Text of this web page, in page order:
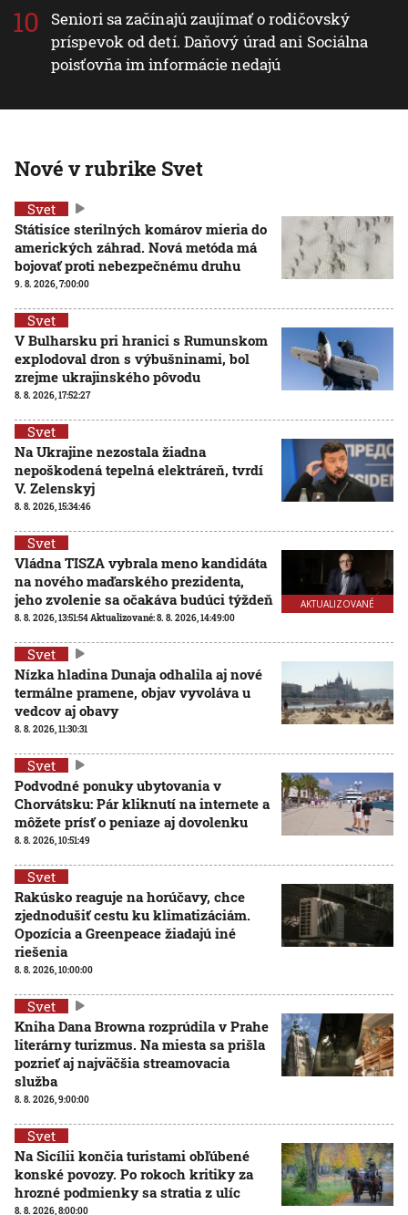
Seniori sa začínajú zaujímať o rodičovský
príspevok od detí. Daňový úrad ani Sociálna
poisťovňa im informácie nedajú
Nové v rubrike Svet
Svet
Státisíce sterilných komárov mieria do
amerických záhrad. Nová metóda má
bojovať proti nebezpečnému druhu
9. 8. 2026, 7:00:00
Svet
V Bulharsku pri hranici s Rumunskom
explodoval dron s výbušninami, bol
zrejme ukrajinského pôvodu
8. 8. 2026, 17:52:27
Svet
Na Ukrajine nezostala žiadna
nepoškodená tepelná elektráreň, tvrdí
V. Zelenskyj
8. 8. 2026, 15:34:46
AKTUALIZOVANÉ
Svet
Vládna TISZA vybrala meno kandidáta
na nového maďarského prezidenta,
jeho zvolenie sa očakáva budúci týždeň
8. 8. 2026, 13:51:54Aktualizované:8. 8. 2026, 14:49:00
Svet
Nízka hladina Dunaja odhalila aj nové
termálne pramene, objav vyvoláva u
vedcov aj obavy
8. 8. 2026, 11:30:31
Svet
Podvodné ponuky ubytovania v
Chorvátsku: Pár kliknutí na internete a
môžete prísť o peniaze aj dovolenku
8. 8. 2026, 10:51:49
Svet
Rakúsko reaguje na horúčavy, chce
zjednodušiť cestu ku klimatizáciám.
Opozícia a Greenpeace žiadajú iné
riešenia
8. 8. 2026, 10:00:00
Svet
Kniha Dana Browna rozprúdila v Prahe
literárny turizmus. Na miesta sa prišla
pozrieť aj najväčšia streamovacia
služba
8. 8. 2026, 9:00:00
Svet
Na Sicílii končia turistami obľúbené
konské povozy. Po rokoch kritiky za
hrozné podmienky sa stratia z ulíc
8. 8. 2026, 8:00:00